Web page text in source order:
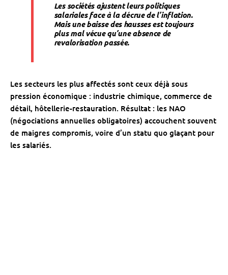
Les sociétés ajustent leurs politiques
salariales face à la décrue de l’inflation.
Mais une baisse des hausses est toujours
plus mal vécue qu’une absence de
revalorisation passée.
Les secteurs les plus affectés sont ceux déjà sous
pression économique : industrie chimique, commerce de
détail, hôtellerie-restauration. Résultat : les NAO
(négociations annuelles obligatoires) accouchent souvent
de maigres compromis, voire d’un statu quo glaçant pour
les salariés.